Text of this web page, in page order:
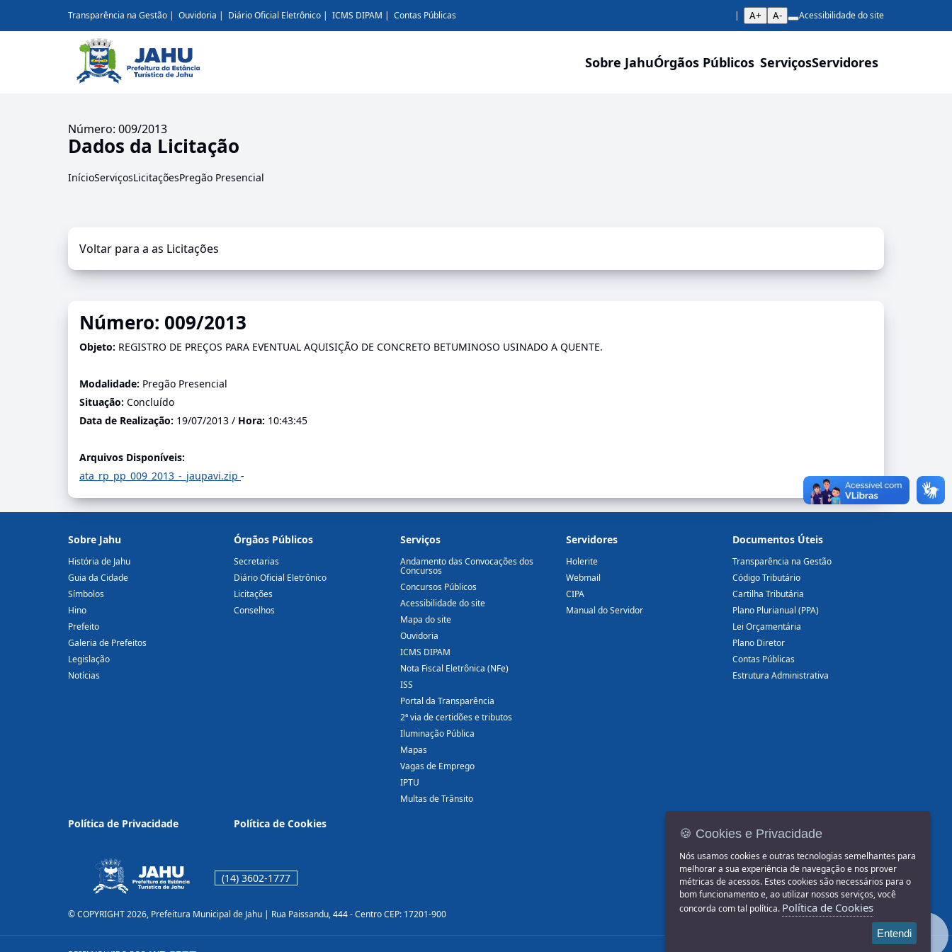
Transparência na Gestão Ouvidoria Diário Oficial Eletrônico ICMS DIPAM Contas Públicas A+ A- Acessibilidade do site
Sobre JahuÓrgãos Públicos ServiçosServidores
Número: 009/2013
Dados da Licitação
InícioServiçosLicitaçõesPregão Presencial
Voltar para a as Licitações
Número: 009/2013
Objeto: REGISTRO DE PREÇOS PARA EVENTUAL AQUISIÇÃO DE CONCRETO BETUMINOSO USINADO A QUENTE.
Modalidade: Pregão Presencial
Situação: Concluído
Data de Realização: 19/07/2013 / Hora: 10:43:45
Arquivos Disponíveis:
ata_rp_pp_009_2013_-_jaupavi.zip -
Sobre Jahu
História de Jahu
Guia da Cidade
Símbolos
Hino
Prefeito
Galeria de Prefeitos
Legislação
Notícias
Órgãos Públicos
Secretarias
Diário Oficial Eletrônico
Licitações
Conselhos
Serviços
Andamento das Convocações dos
Concursos
Concursos Públicos
Acessibilidade do site
Mapa do site
Ouvidoria
ICMS DIPAM
Nota Fiscal Eletrônica (NFe)
ISS
Portal da Transparência
2ª via de certidões e tributos
Iluminação Pública
Mapas
Vagas de Emprego
IPTU
Multas de Trânsito
Servidores
Holerite
Webmail
CIPA
Manual do Servidor
Documentos Úteis
Transparência na Gestão
Código Tributário
Cartilha Tributária
Plano Plurianual (PPA)
Lei Orçamentária
Plano Diretor
Contas Públicas
Estrutura Administrativa
Política de Privacidade Política de Cookies
(14) 3602-1777
© COPYRIGHT 2026, Prefeitura Municipal de Jahu | Rua Paissandu, 444 - Centro CEP: 17201-900
🍪 Cookies e Privacidade
Nós usamos cookies e outras tecnologias semelhantes para
melhorar a sua experiência de navegação e nos prover
métricas de acessos. Estes cookies são necessários para o
bom funcionamento e, ao utilizar nossos serviços, você
concorda com tal política. Política de Cookies
Entendi